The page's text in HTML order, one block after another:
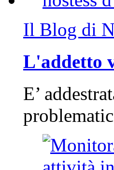
Il Blog di
L'addetto
E’